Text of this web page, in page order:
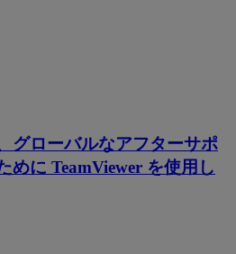
グローバルなアフターサポ
めに TeamViewer を使用し